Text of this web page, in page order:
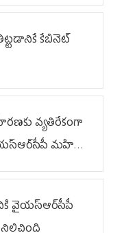
కేబినెట్‌
వ్యతిరేకంగా
మహిళా
వైయ‌స్ఆర్‌సీపీ